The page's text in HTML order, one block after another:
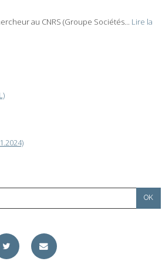
au CNRS (Groupe Sociétés... Lire la